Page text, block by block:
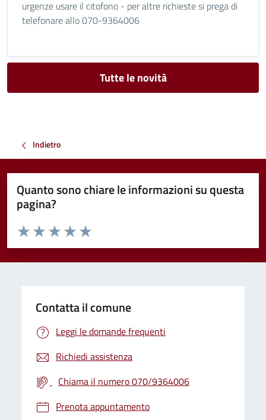
urgenze usare il citofono - per altre richieste si prega di
telefonare allo 070-9364006
Tutte le novità
Indietro
Quanto sono chiare le informazioni su questa
pagina?
Valuta da 1 a 5 stelle la pagina
Valuta 5 stelle su 5
Valuta 4 stelle su 5
Valuta 3 stelle su 5
Valuta 2 stelle su 5
Valuta 1 stelle su 5
Contatta il comune
Leggi le domande frequenti
Richiedi assistenza
Chiama il numero 070/9364006
Prenota appuntamento